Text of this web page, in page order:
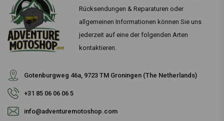
Rücksendungen & Reparaturen oder
allgemeinen Informationen können Sie uns
jederzeit auf eine der folgenden Arten
kontaktieren.
Gotenburgweg 46a, 9723 TM Groningen (The Netherlands)
+31 85 06 06 06 5
info@adventuremotoshop.com